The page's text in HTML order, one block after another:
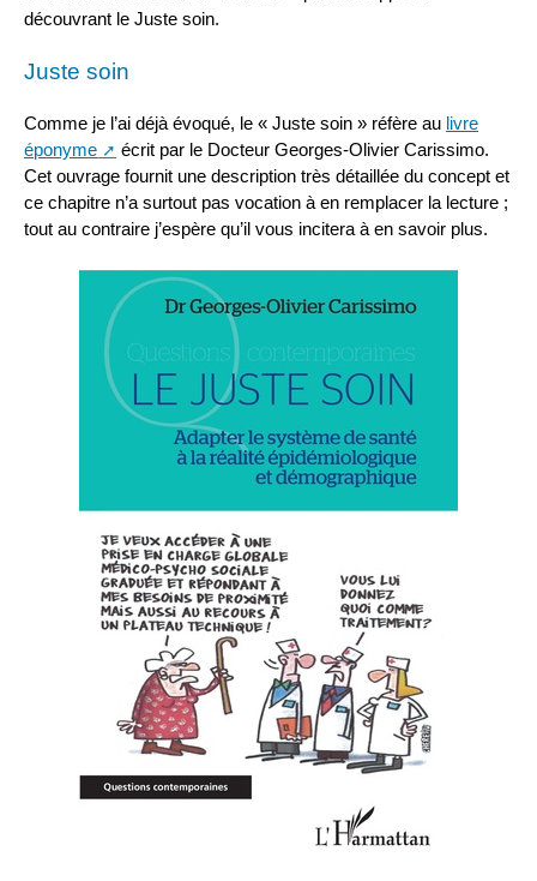
découvrant le Juste soin.
Juste soin
Comme je l’ai déjà évoqué, le « Juste soin » réfère au livre
éponyme
écrit par le Docteur Georges-Olivier Carissimo.
Cet ouvrage fournit une description très détaillée du concept et
ce chapitre n’a surtout pas vocation à en remplacer la lecture ;
tout au contraire j’espère qu’il vous incitera à en savoir plus.